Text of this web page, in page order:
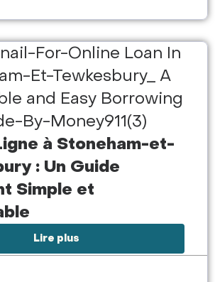
à Stoneham-et-
: Un Guide
Simple et
Lire plus